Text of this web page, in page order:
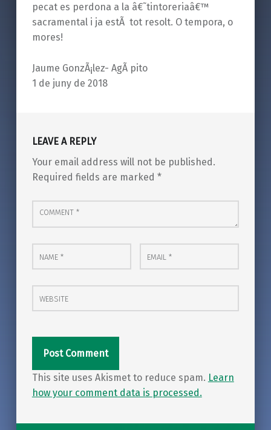
pecat es perdona a la â€˜tintoreriaâ€™
sacramental i ja estÃ tot resolt. O tempora, o
mores!
Jaume GonzÃ¡lez- AgÃ pito
1 de juny de 2018
Skip back to main navigation
LEAVE A REPLY
Your email address will not be published.
Required fields are marked *
Comment
*
Name
* Email
*
Website
This site uses Akismet to reduce spam. Learn
how your comment data is processed.
Post navigation